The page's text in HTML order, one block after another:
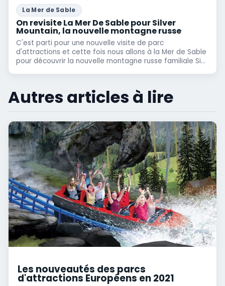
La Mer de Sable
On revisite La Mer De Sable pour Silver
Mountain, la nouvelle montagne russe
C'est parti pour une nouvelle visite de parc
d'attractions et cette fois nous allons à la Mer de Sable
pour découvrir la nouvelle montagne russe familiale Si...
Autres articles à lire
Les nouveautés des parcs
d'attractions Européens en 2021